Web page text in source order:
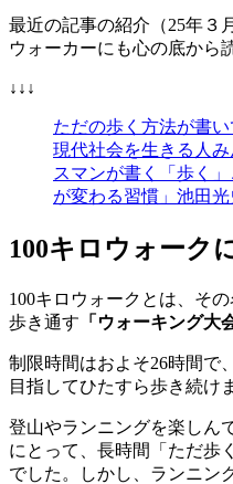
最近の記事の紹介（25年３
ウォーカーにも心の底から
↓↓↓
ただの歩く方法が書い
現代社会を生きる人
スマンが書く「歩く
が変わる習慣」池田光
100キロウォーク
100キロウォークとは、そ
歩き通す 「ウォーキング大
制限時間はおよそ26時間で
目指してひたすら歩き続け
登山やランニングを楽しん
にとって、長時間「ただ歩
でした。しかし、ランニン